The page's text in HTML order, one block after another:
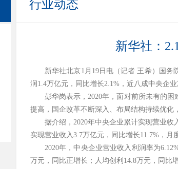
行业动态
新华社：
新华社北京1月19日电（记者 王希）国务
润1.4万亿元，同比增长2.1%，近八成中央企业
彭华岗表示，2020年，面对前所未有的
提高，国企改革不断深入、布局结构持续优化
据介绍，2020年中央企业累计实现营业
实现营业收入3.7万亿元，同比增长11.7%，月
2020年，中央企业营业收入利润率为
万元，同比正增长；人均创利14.8万元，同比